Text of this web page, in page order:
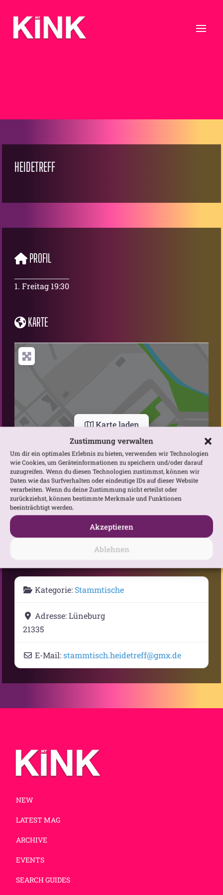
Zustimmung verwalten
Um dir ein optimales Erlebnis zu bieten, verwenden wir Technologien
wie Cookies, um Geräteinformationen zu speichern und/oder darauf
zuzugreifen. Wenn du diesen Technologien zustimmst, können wir
Daten wie das Surfverhalten oder eindeutige IDs auf dieser Website
verarbeiten. Wenn du deine Zustimmung nicht erteilst oder
zurückziehst, können bestimmte Merkmale und Funktionen
beeinträchtigt werden.
Akzeptieren
Ablehnen
HEIDETREFF
PROFIL
1. Freitag 19:30
KARTE
Karte laden
Gib deinen Standort ein.Anfahrtsbeschreibung anfordern
Kategorie: Stammtische
Adresse:Lüneburg
21335
E-Mail:stammtisch.heidetreff@gmx.de
NEW
LATEST MAG
ARCHIVE
EVENTS
SEARCH GUIDES